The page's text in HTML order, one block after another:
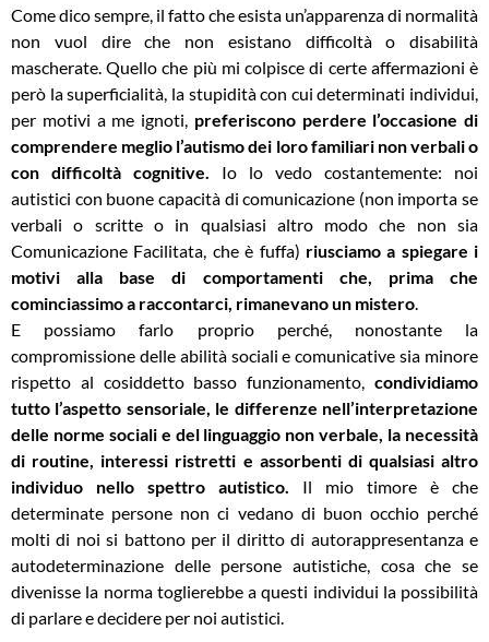
Come dico sempre, il fatto che esista un’apparenza di normalità
non vuol dire che non esistano difficoltà o disabilità
mascherate. Quello che più mi colpisce di certe affermazioni è
però la superficialità, la stupidità con cui determinati individui,
per motivi a me ignoti, preferiscono perdere l’occasione di
comprendere meglio l’autismo dei loro familiari non verbali o
con difficoltà cognitive
Io lo vedo costantemente: noi
autistici con buone capacità di comunicazione (non importa se
verbali o scritte o in qualsiasi altro modo che non sia
Comunicazione Facilitata, che è fuffa) riusciamo a spiegare i
motivi alla base di comportamenti che, prima che
cominciassimo a raccontarci, rimanevano un mistero
E possiamo farlo proprio perché, nonostante la
compromissione delle abilità sociali e comunicative sia minore
rispetto al cosiddetto basso funzionamento, condividiamo
tutto l’aspetto sensoriale, le differenze nell’interpretazione
delle norme sociali e del linguaggio non verbale, la necessità
di routine, interessi ristretti e assorbenti di qualsiasi altro
individuo nello spettro autistico.
Il mio timore è che
determinate persone non ci vedano di buon occhio perché
molti di noi si battono per il diritto di autorappresentanza e
autodeterminazione delle persone autistiche, cosa che se
divenisse la norma toglierebbe a questi individui la possibilità
di parlare e decidere per noi autistici.